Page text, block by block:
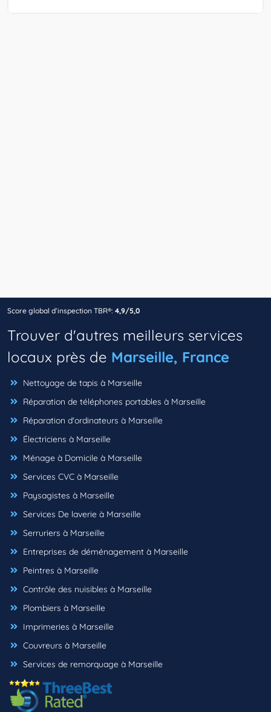
Score global d’inspection TBR®: 4,9/5,0
Trouver d'autres meilleurs services
locaux près de Marseille, France
Nettoyage de tapis à Marseille
Réparation de téléphones portables à Marseille
Réparation d'ordinateurs à Marseille
Électriciens à Marseille
Ménage à Domicile à Marseille
Services CVC à Marseille
Paysagistes à Marseille
Services De laverie à Marseille
Serruriers à Marseille
Entreprises de déménagement à Marseille
Peintres à Marseille
Contrôle des nuisibles à Marseille
Plombiers à Marseille
Imprimeries à Marseille
Couvreurs à Marseille
Services de remorquage à Marseille